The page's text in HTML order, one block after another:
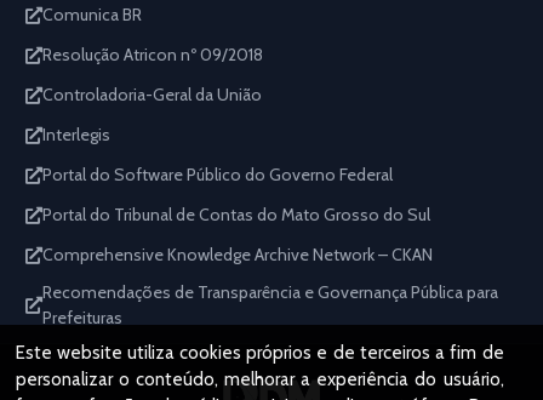
Comunica BR
Resolução Atricon nº 09/2018
Controladoria-Geral da União
Interlegis
Portal do Software Público do Governo Federal
Portal do Tribunal de Contas do Mato Grosso do Sul
Comprehensive Knowledge Archive Network – CKAN
Recomendações de Transparência e Governança Pública para
Prefeituras
Este website utiliza cookies próprios e de terceiros a fim de
personalizar o conteúdo, melhorar a experiência do usuário,